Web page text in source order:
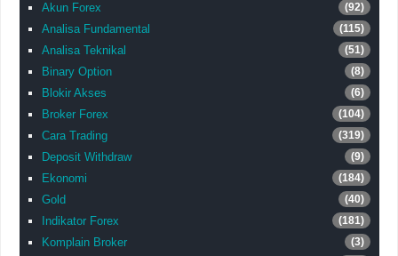
Akun Forex (92)
Analisa Fundamental (115)
Analisa Teknikal (51)
Binary Option (8)
Blokir Akses (6)
Broker Forex (104)
Cara Trading (319)
Deposit Withdraw (9)
Ekonomi (184)
Gold (40)
Indikator Forex (181)
Komplain Broker (3)